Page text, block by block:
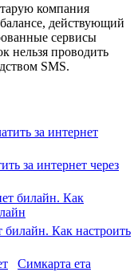
компания
действующий
сервисы
нельзя проводить
SMS.
за интернет через
Как настроить
Симкарта ета